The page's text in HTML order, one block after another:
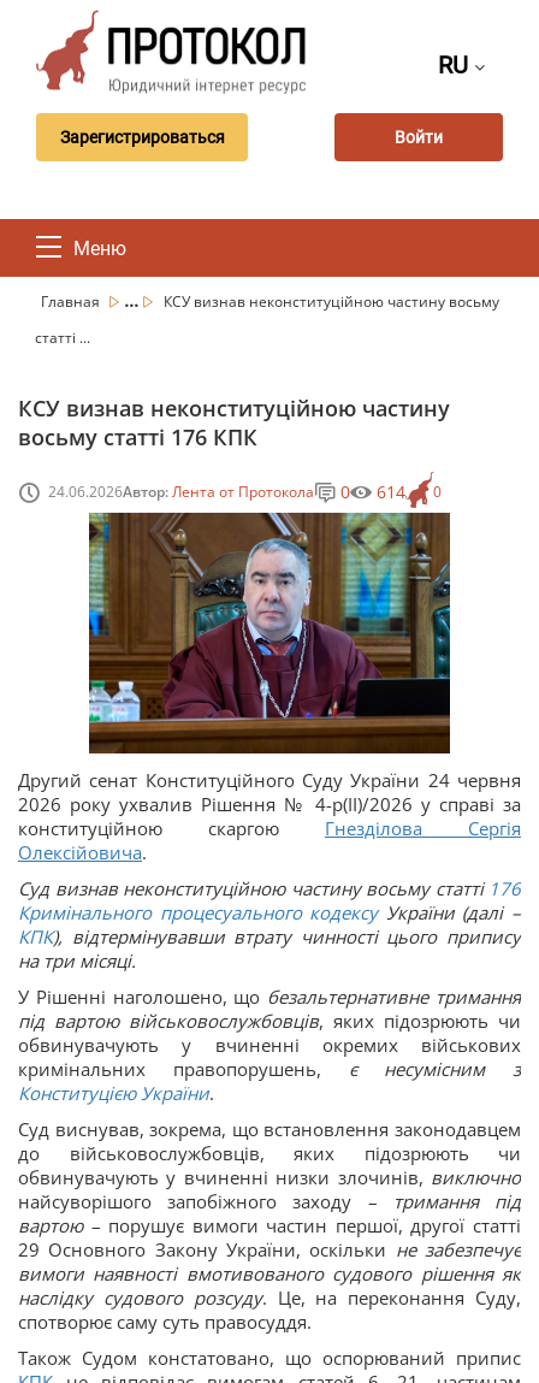
RU
Зарегистрироваться Войти
Меню
Главная ...
КСУ визнав неконституційною частину восьму
статті ...
КСУ визнав неконституційною частину
восьму статті 176 КПК
24.06.2026Автор:Лента от Протокола 0
0 614
Другий сенат Конституційного Суду України 24 червня
2026 року ухвалив Рішення № 4-р(ІІ)/2026 у справі за
конституційною скаргою Гнезділова Сергія
Олексійовича.
Суд визнав неконституційною частину восьму статті176
Кримінального процесуального кодексуУкраїни (далі –
КПК), відтермінувавши втрату чинності цього припису
на три місяці.
У Рішенні наголошено, що безальтернативне тримання
під вартою військовослужбовців, яких підозрюють чи
обвинувачують у вчиненні окремих військових
кримінальних правопорушень, є несумісним з
Конституцією України.
Суд виснував, зокрема, що встановлення законодавцем
до військовослужбовців, яких підозрюють чи
обвинувачують у вчиненні низки злочинів, виключно
найсуворішого запобіжного заходу –
тримання під
вартою– порушує вимоги частин першої, другої статті
29 Основного Закону України, оскільки не забезпечує
вимоги наявності вмотивованого судового рішення як
наслідку судового розсуду. Це, на переконання Суду,
спотворює саму суть правосуддя.
Також Судом констатовано, що оспорюваний припис